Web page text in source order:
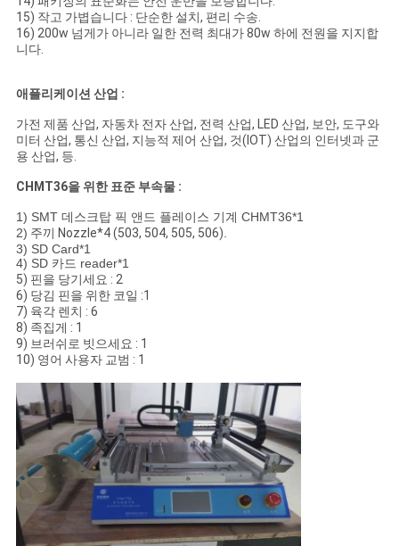
15) 작고 가볍습니다 : 단순한 설치, 편리 수송.
16) 200w 넘게가 아니라 일한 전력 최대가 80w 하에 전원을 지지합
니다.
애플리케이션 산업 :
가전 제품 산업, 자동차 전자 산업, 전력 산업, LED 산업, 보안, 도구와
미터 산업, 통신 산업, 지능적 제어 산업, 것(IOT) 산업의 인터넷과 군
용 산업, 등.
CHMT36을 위한 표준 부속물 :
1) SMT 데스크탑 픽 앤드 플레이스 기계 CHMT36*1
2) 주끼 Nozzle*4 (503, 504, 505, 506).
3) SD Card*1
4) SD 카드 reader*1
5) 핀을 당기세요 : 2
6) 당김 핀을 위한 코일 :1
7) 육각 렌치 : 6
8) 족집게 : 1
9) 브러쉬로 빗으세요 : 1
10) 영어 사용자 교범 : 1